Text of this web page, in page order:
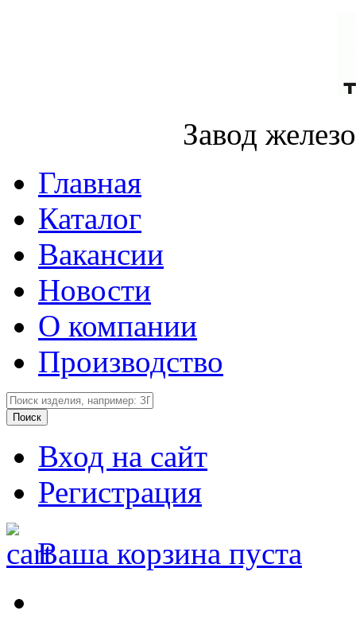
Завод
Главная
Каталог
Вакансии
Новости
О компании
Производство
Вход на сайт
Регистрация
Ваша корзина пуста